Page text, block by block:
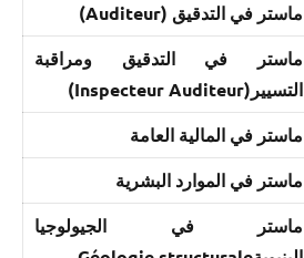
ماستر في التدقيق (Auditeur)
ماستر في التدقيق ومراقبة
التسيير(Inspecteur Auditeur)
ماستر في المالية العامة
ماستر في الموارد البشرية
ماستر في الجيولوجيا